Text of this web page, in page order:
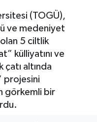
(TOGÜ),
ve medeniyet
olan 5 ciltlik
külliyatını ve
altında
projesini
görkemli bir